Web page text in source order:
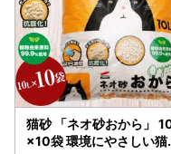
猫砂 「ネオ砂おから」
×10袋 環境にやさしい猫